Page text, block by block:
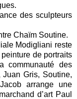
des sculpteurs
Chaïm Soutine.
Modigliani reste
de portraits
communauté des
Juan Gris, Soutine,
arrange une
d’art Paul